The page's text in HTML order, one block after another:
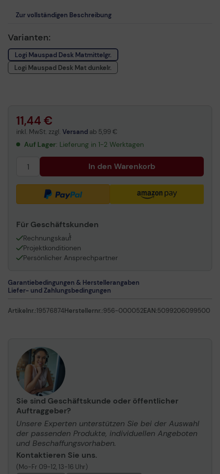
Zur vollständigen Beschreibung
Varianten:
Logi Mauspad Desk Matmittelgr.
Logi Mauspad Desk Mat dunkelr.
11,44 €
inkl. MwSt. zzgl. Versand ab 5,99 €
Auf Lager: Lieferung in 1-2 Werktagen
In den Warenkorb
Für Geschäftskunden
Rechnungskauf
1
Projektkonditionen
Persönlicher Ansprechpartner
Garantiebedingungen & Herstellerangaben
Liefer- und Zahlungsbedingungen
Artikelnr.:19576874Herstellernr.:956-000052EAN:5099206099500
Sie sind Geschäftskunde oder öffentlicher
Auftraggeber?
Unsere Experten unterstützen Sie bei der Auswahl
der passenden Produkte, individuellen Angeboten
und Beschaffungsvorhaben.
Kontaktieren Sie uns.
(Mo-Fr 09-12, 13-16 Uhr)